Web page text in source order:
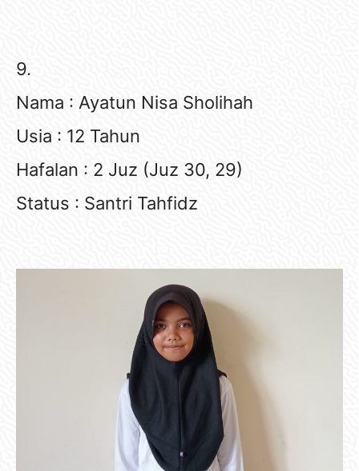
9.
Nama : Ayatun Nisa Sholihah
Usia : 12 Tahun
Hafalan : 2 Juz (Juz 30, 29)
Status : Santri Tahfidz